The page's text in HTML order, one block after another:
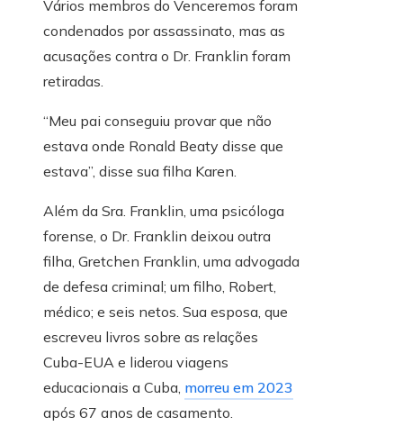
Vários membros do Venceremos foram
condenados por assassinato, mas as
acusações contra o Dr. Franklin foram
retiradas.
“Meu pai conseguiu provar que não
estava onde Ronald Beaty disse que
estava”, disse sua filha Karen.
Além da Sra. Franklin, uma psicóloga
forense, o Dr. Franklin deixou outra
filha, Gretchen Franklin, uma advogada
de defesa criminal; um filho, Robert,
médico; e seis netos. Sua esposa, que
escreveu livros sobre as relações
Cuba-EUA e liderou viagens
educacionais a Cuba, morreu em 2023
após 67 anos de casamento.